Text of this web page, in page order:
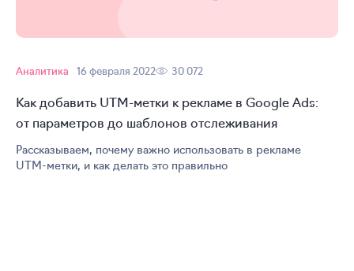
Аналитика 16 февраля 2022 30 072
Как добавить UTM-метки к рекламе в Google Ads:
от параметров до шаблонов отслеживания
Рассказываем, почему важно использовать в рекламе
UTM-метки, и как делать это правильно